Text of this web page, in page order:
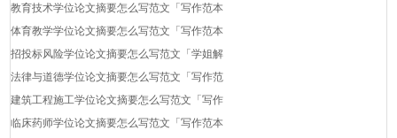
教育技术学位论文摘要怎么写范文「写作范本
体育教学学位论文摘要怎么写范文「写作范本
招投标风险学位论文摘要怎么写范文「学姐解
法律与道德学位论文摘要怎么写范文「写作范
建筑工程施工学位论文摘要怎么写范文「写作
临床药师学位论文摘要怎么写范文「写作范本